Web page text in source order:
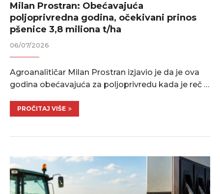
Milan Prostran: Obećavajuća
poljoprivredna godina, očekivani prinos
pšenice 3,8 miliona t/ha
06/07/2026
Agroanalitičar Milan Prostran izjavio je da je ova
godina obećavajuća za poljoprivredu kada je reč …
PROČITAJ VIŠE